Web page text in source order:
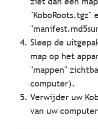
"KoboRoots.tgz"
Sleep de
map op het
"mappen"
computer).
Verwijder uw
van uw